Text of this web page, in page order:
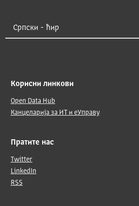
Корисни линкови
Open Data Hub
Канцеларија за ИТ и еУправу
Пратите нас
Twitter
LinkedIn
RSS